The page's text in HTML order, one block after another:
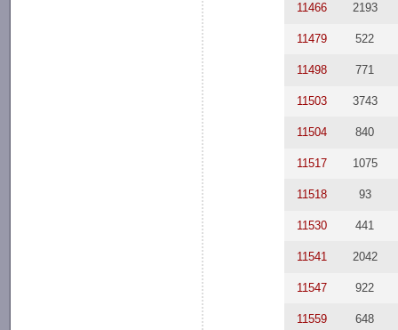
11466 2193
11479 522
11498 771
11503 3743
11504 840
11517 1075
11518 93
11530 441
11541 2042
11547 922
11559 648